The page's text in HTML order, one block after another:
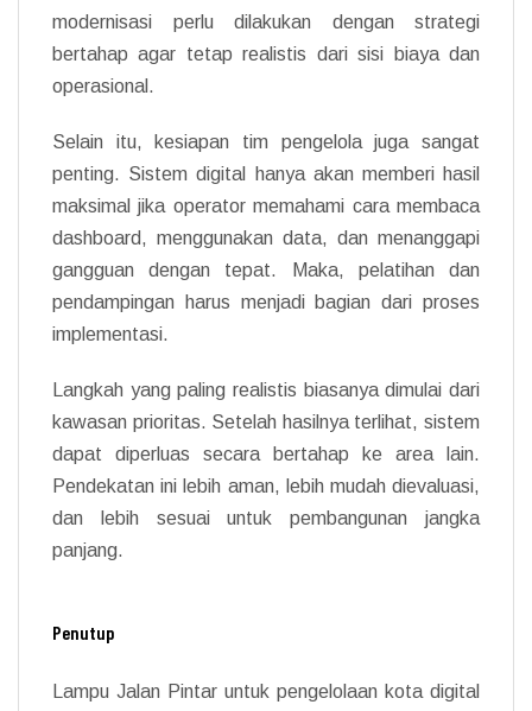
modernisasi perlu dilakukan dengan strategi
bertahap agar tetap realistis dari sisi biaya dan
operasional.
Selain itu, kesiapan tim pengelola juga sangat
penting. Sistem digital hanya akan memberi hasil
maksimal jika operator memahami cara membaca
dashboard, menggunakan data, dan menanggapi
gangguan dengan tepat. Maka, pelatihan dan
pendampingan harus menjadi bagian dari proses
implementasi.
Langkah yang paling realistis biasanya dimulai dari
kawasan prioritas. Setelah hasilnya terlihat, sistem
dapat diperluas secara bertahap ke area lain.
Pendekatan ini lebih aman, lebih mudah dievaluasi,
dan lebih sesuai untuk pembangunan jangka
panjang.
Penutup
Lampu Jalan Pintar untuk pengelolaan kota digital